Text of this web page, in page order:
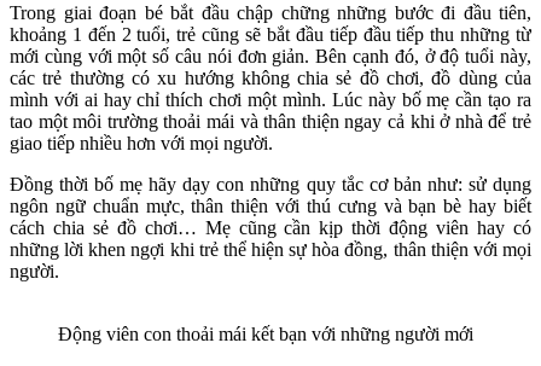
Trong giai đoạn bé bắt đầu chập chững những bước đi đầu tiên,
khoảng 1 đến 2 tuổi, trẻ cũng sẽ bắt đầu tiếp đầu tiếp thu những từ
mới cùng với một số câu nói đơn giản. Bên cạnh đó, ở độ tuổi này,
các trẻ thường có xu hướng không chia sẻ đồ chơi, đồ dùng của
mình với ai hay chỉ thích chơi một mình. Lúc này bố mẹ cần tạo ra
tao một môi trường thoải mái và thân thiện ngay cả khi ở nhà để trẻ
giao tiếp nhiều hơn với mọi người.
Đồng thời bố mẹ hãy dạy con những quy tắc cơ bản như: sử dụng
ngôn ngữ chuẩn mực, thân thiện với thú cưng và bạn bè hay biết
cách chia sẻ đồ chơi… Mẹ cũng cần kịp thời động viên hay có
những lời khen ngợi khi trẻ thể hiện sự hòa đồng, thân thiện với mọi
người.
Động viên con thoải mái kết bạn với những người mới